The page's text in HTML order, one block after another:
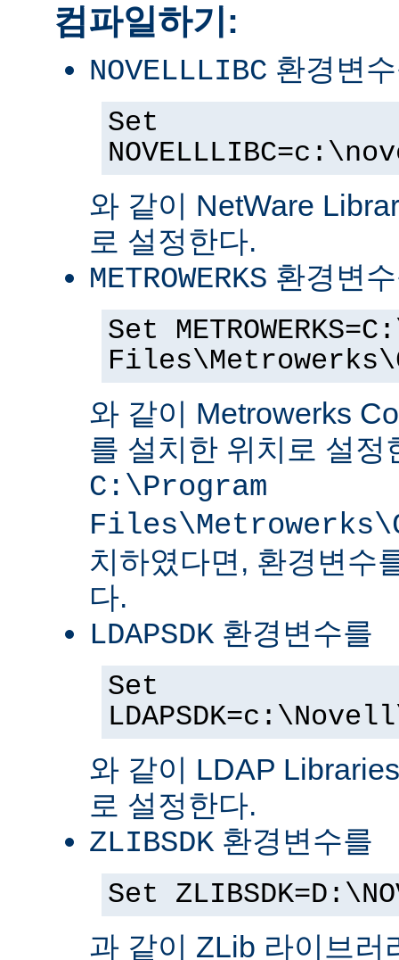
컴파일하기:
NOVELLLIBC 환경변
Set
와 같이 NetWare
로 설정한다.
METROWERKS 환경변
Set
와 같이 Metrowerks
를 설치한 위치로 설정
C:\Program
치하였다면, 환경변수
다.
LDAPSDK 환경변수를
Set
와 같이 LDAP
로 설정한다.
ZLIBSDK 환경변수를
Set
과 같이 ZLib 라이브러